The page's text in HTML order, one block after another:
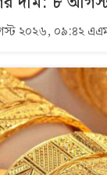
২০২৬, ০৯:৪২